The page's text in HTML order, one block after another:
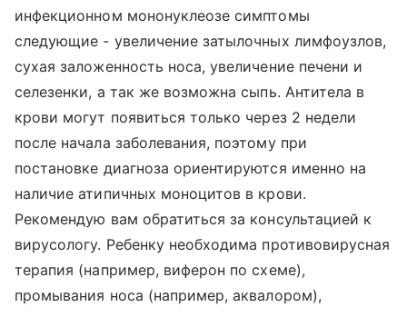
инфекционном мононуклеозе симптомы
следующие - увеличение затылочных лимфоузлов,
сухая заложенность носа, увеличение печени и
селезенки, а так же возможна сыпь. Антитела в
крови могут появиться только через 2 недели
после начала заболевания, поэтому при
постановке диагноза ориентируются именно на
наличие атипичных моноцитов в крови.
Рекомендую вам обратиться за консультацией к
вирусологу. Ребенку необходима противовирусная
терапия (например, виферон по схеме),
промывания носа (например, аквалором),